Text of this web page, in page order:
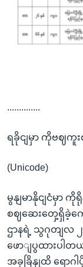
..............
ရခိုငျမှာ ကိုဗဈကူး
(Unicode)
မွနျမာနိုငျငံမှာ ကို
စဈဆေးတှေ့ရှိခဲ့ကွော
ဌာနရဲ့ သွဂုတျလ ၂
ဖောျပွထားပါတ
အခုခြိနျထိ ရောဂ